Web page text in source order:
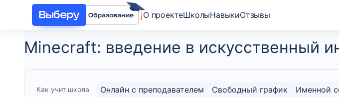
О проектеШколыНавыкиОтзывы
Minecraft: введение в искусственный
Как учит школа Онлайн с преподавателем Свободный график Именной